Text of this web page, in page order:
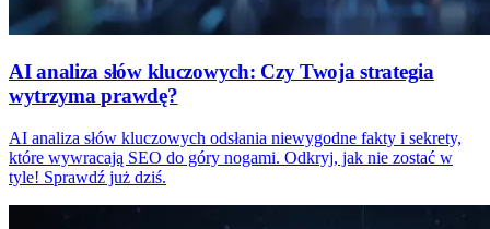
AI analiza słów kluczowych: Czy Twoja strategia
wytrzyma prawdę?
AI analiza słów kluczowych odsłania niewygodne fakty i sekrety,
które wywracają SEO do góry nogami. Odkryj, jak nie zostać w
tyle! Sprawdź już dziś.